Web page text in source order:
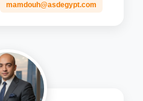
mamdouh@asdegypt.com